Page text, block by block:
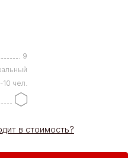
9
10 чел.
в стоимость?